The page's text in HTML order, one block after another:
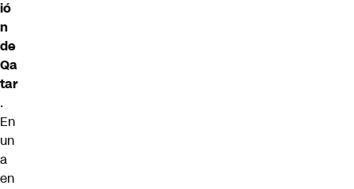
ió
n
de
Qa
tar
.
En
un
a
en